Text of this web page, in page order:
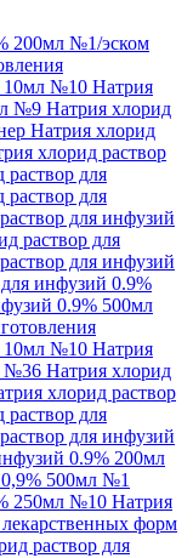
200мл №1/эском
10мл №10 Натрия
№9 Натрия хлорид
Натрия хлорид
хлорид раствор
для
для
для инфузий
раствор для
для инфузий
инфузий 0.9%
0.9% 500мл
10мл №10 Натрия
№36 Натрия хлорид
хлорид раствор
для
для инфузий
0.9% 200мл
500мл №1
250мл №10 Натрия
лекарственных форм
раствор для